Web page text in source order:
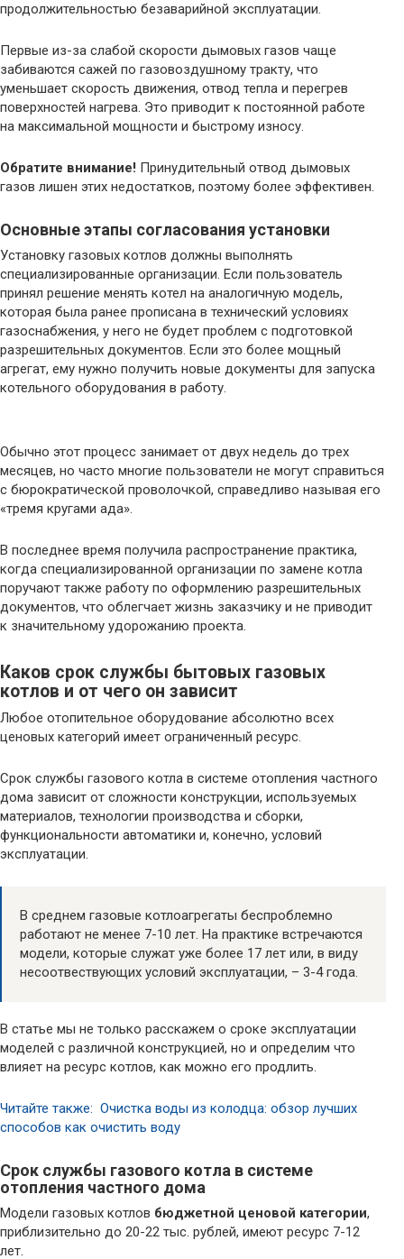
продолжительностью безаварийной эксплуатации.
Первые из-за слабой скорости дымовых газов чаще
забиваются сажей по газовоздушному тракту, что
уменьшает скорость движения, отвод тепла и перегрев
поверхностей нагрева. Это приводит к постоянной работе
на максимальной мощности и быстрому износу.
Обратите внимание! Принудительный отвод дымовых
газов лишен этих недостатков, поэтому более эффективен.
Основные этапы согласования установки
Установку газовых котлов должны выполнять
специализированные организации. Если пользователь
принял решение менять котел на аналогичную модель,
которая была ранее прописана в технический условиях
газоснабжения, у него не будет проблем с подготовкой
разрешительных документов. Если это более мощный
агрегат, ему нужно получить новые документы для запуска
котельного оборудования в работу.
Обычно этот процесс занимает от двух недель до трех
месяцев, но часто многие пользователи не могут справиться
с бюрократической проволочкой, справедливо называя его
«тремя кругами ада».
В последнее время получила распространение практика,
когда специализированной организации по замене котла
поручают также работу по оформлению разрешительных
документов, что облегчает жизнь заказчику и не приводит
к значительному удорожанию проекта.
Каков срок службы бытовых газовых
котлов и от чего он зависит
Любое отопительное оборудование абсолютно всех
ценовых категорий имеет ограниченный ресурс.
Срок службы газового котла в системе отопления частного
дома зависит от сложности конструкции, используемых
материалов, технологии производства и сборки,
функциональности автоматики и, конечно, условий
эксплуатации.
В среднем газовые котлоагрегаты беспроблемно
работают не менее 7-10 лет. На практике встречаются
модели, которые служат уже более 17 лет или, в виду
несоотвествующих условий эксплуатации, – 3-4 года.
В статье мы не только расскажем о сроке эксплуатации
моделей с различной конструкцией, но и определим что
влияет на ресурс котлов, как можно его продлить.
Читайте также: Очистка воды из колодца: обзор лучших
способов как очистить воду
Cрок службы газового котла в системе
отопления частного дома
Модели газовых котлов бюджетной ценовой категории,
приблизительно до 20-22 тыс. рублей, имеют ресурс 7-12
лет.